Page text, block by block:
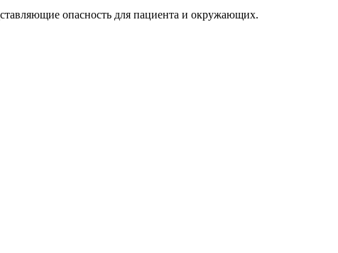
опасность для пациента и окружающих.